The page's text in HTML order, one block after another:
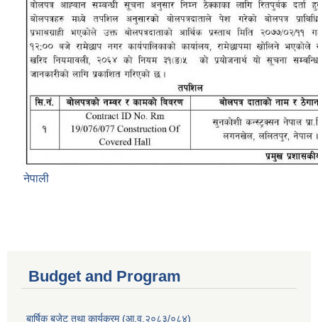
नेपाली
Budget and Program
बार्षिक बजेट तथा कार्यक्रम (आ.व.२०८३/०८४)